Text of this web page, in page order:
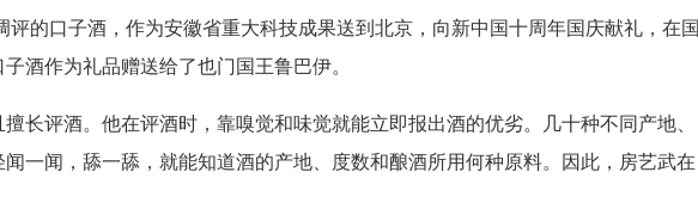
口子酒，作为安徽省重大科技成果送到北京，向新中国十周年国庆献礼，在国
酒作为礼品赠送给了也门国王鲁巴伊。
评酒。他在评酒时，靠嗅觉和味觉就能立即报出酒的优劣。几十种不同产地、
一闻，舔一舔，就能知道酒的产地、度数和酿酒所用何种原料。因此，房艺武在